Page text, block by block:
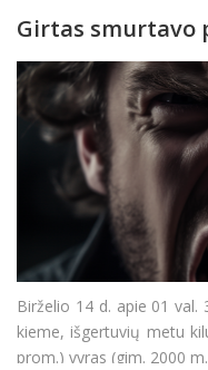
Girtas smurtavo
Birželio 14 d. apie 01
kieme, išgertuvių metu
prom.) vyras (gim. 2000